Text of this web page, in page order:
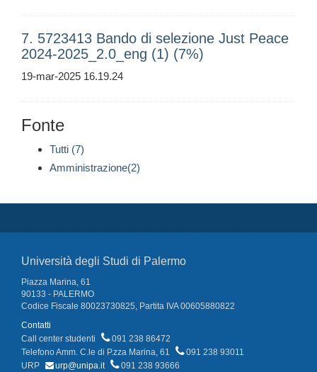
7. 5723413 Bando di selezione Just Peace
2024-2025_2.0_eng (1) (7%)
19-mar-2025 16.19.24
Fonte
Tutti (7)
Amministrazione(2)
Università degli Studi di Palermo
Piazza Marina, 61
90133 - PALERMO
Codice Fiscale 80023730825, Partita IVA 00605880822
Contatti
Call center studenti
091 238 86472
Telefono Amm. C.le di P.zza Marina, 61
091 238 93011
URP
urp@unipa.it
091 238 93666